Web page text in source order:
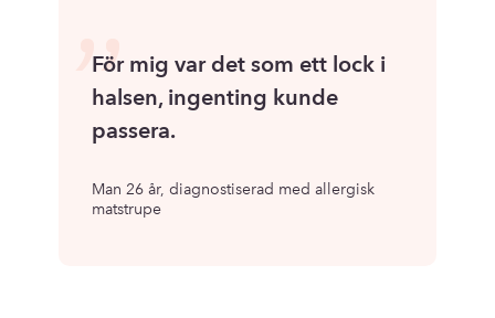
För mig var det som ett lock i
halsen, ingenting kunde
passera.
”
Man 26 år, diagnostiserad med allergisk
matstrupe